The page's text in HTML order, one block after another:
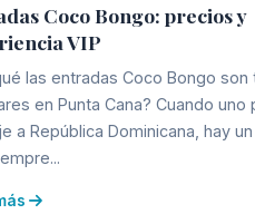
Coco Bongo: precios y
VIP
las entradas Coco Bongo son
en Punta Cana? Cuando uno
a República Dominicana, hay